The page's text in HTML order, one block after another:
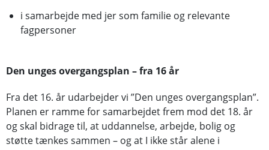
i samarbejde med jer som familie og relevante
fagpersoner
Den unges overgangsplan – fra 16 år
Fra det 16. år udarbejder vi ”Den unges overgangsplan”.
Planen er ramme for samarbejdet frem mod det 18. år
og skal bidrage til, at uddannelse, arbejde, bolig og
støtte tænkes sammen – og at I ikke står alene i